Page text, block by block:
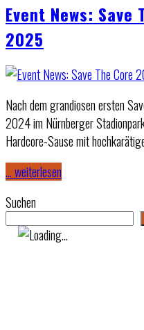
Event News: Save
2025
Nach dem grandiosen ersten
2024 im Nürnberger
Hardcore-Sause mit
… weiterlesen
Suchen